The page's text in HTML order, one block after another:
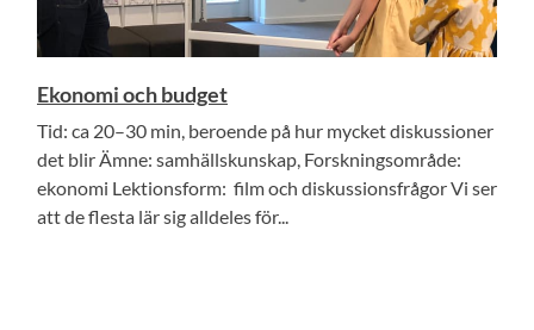
Ekonomi och budget
Tid: ca 20–30 min, beroende på hur mycket diskussioner
det blir Ämne: samhällskunskap, Forskningsområde:
ekonomi Lektionsform: film och diskussionsfrågor Vi ser
att de flesta lär sig alldeles för...